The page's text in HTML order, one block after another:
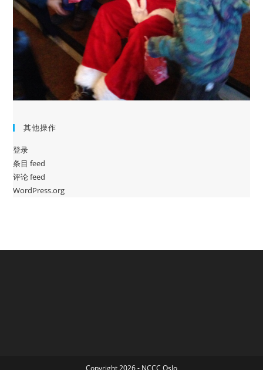
其他操作
登录
条目 feed
评论 feed
WordPress.org
Copyright 2026 - NCCC Oslo